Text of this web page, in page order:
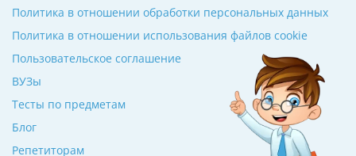
ВУЗы
Тесты по предметам
Блог
Репетиторам
Политика в отношении обработки персональных данных
Политика в отношении использования файлов cookie
Пользовательское соглашение